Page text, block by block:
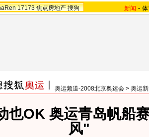
17173 焦点房地产 搜狗 新闻 -
奥运频道-2008北京奥运会 > 奥运
也OK 奥运青岛帆船
风"